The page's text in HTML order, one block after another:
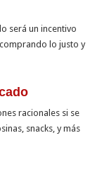
será un incentivo
lo justo y
racionales si se
snacks, y más